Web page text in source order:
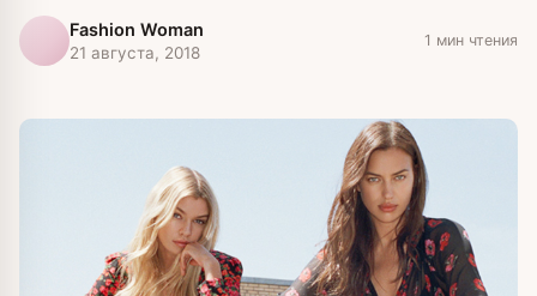
Fashion Woman
21 августа, 2018
1 мин чтения